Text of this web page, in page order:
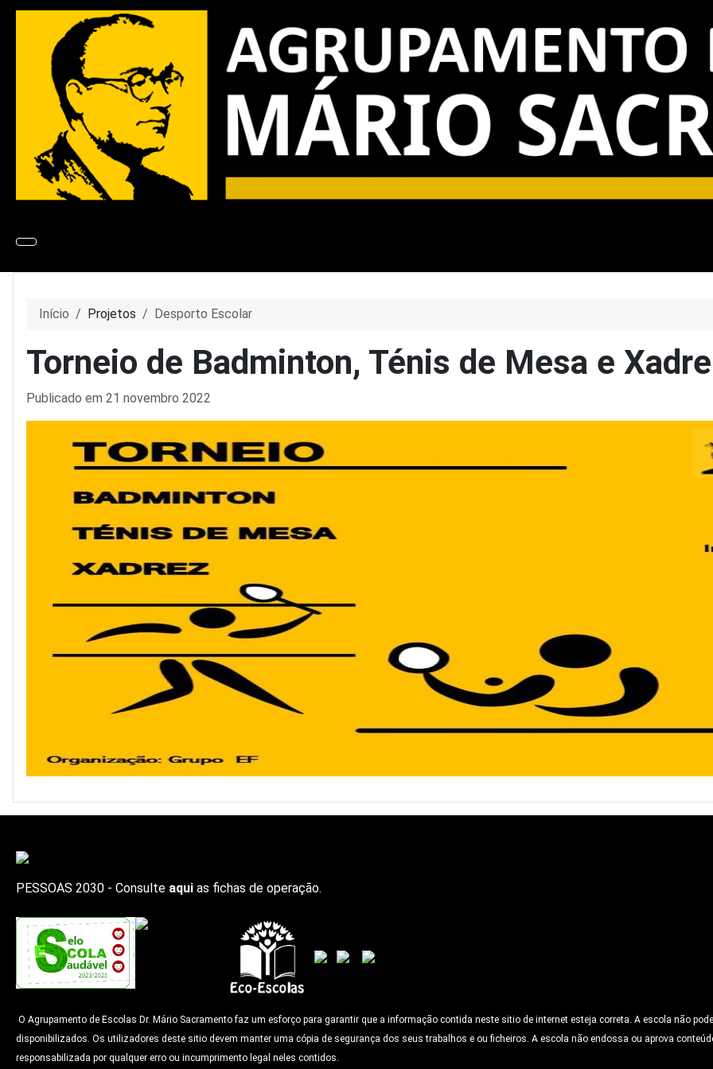
Início Projetos Desporto Escolar
Torneio de Badminton, Ténis de Mesa e
Detalhes
Publicado em 21 novembro 2022
PESSOAS 2030 - Consulte aqui as fichas de operação.
O Agrupamento de Escolas Dr. Mário Sacramento faz um esforço para garantir que a informação contida neste sitio de internet esteja correta. A escola não
disponibilizados. Os utilizadores deste sitio devem manter uma cópia de segurança dos seus trabalhos e ou ficheiros. A escola não endossa ou aprova
responsabilizada por qualquer erro ou incumprimento legal neles contidos.